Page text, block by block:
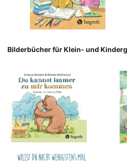
Bilderbücher für Klein- und